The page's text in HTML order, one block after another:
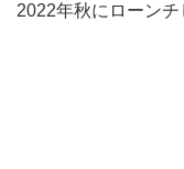
2022年秋にローンチ